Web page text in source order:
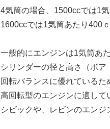
4気筒の場合、1500ccでは1
1600ccでは1気筒あたり400ｃ
一般的にエンジンは1気筒あ
シリンダーの径と高さ（ボア
回転バランスに優れているた
高回転型のエンジンに適して
シビックや、レビンのエンジ